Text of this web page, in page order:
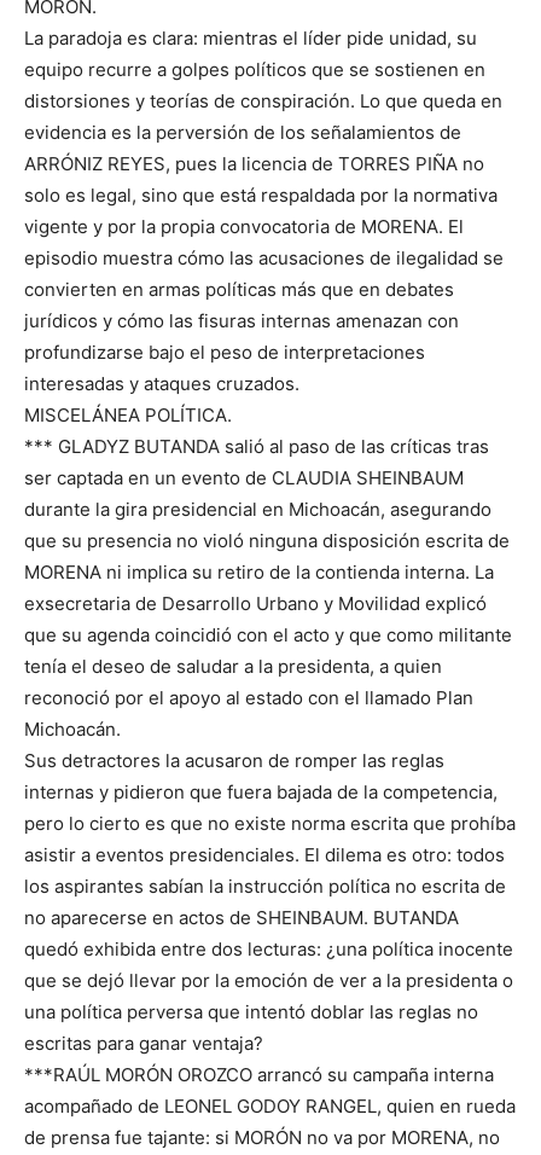
MORÓN.
La paradoja es clara: mientras el líder pide unidad, su
equipo recurre a golpes políticos que se sostienen en
distorsiones y teorías de conspiración. Lo que queda en
evidencia es la perversión de los señalamientos de
ARRÓNIZ REYES, pues la licencia de TORRES PIÑA no
solo es legal, sino que está respaldada por la normativa
vigente y por la propia convocatoria de MORENA. El
episodio muestra cómo las acusaciones de ilegalidad se
convierten en armas políticas más que en debates
jurídicos y cómo las fisuras internas amenazan con
profundizarse bajo el peso de interpretaciones
interesadas y ataques cruzados.
MISCELÁNEA POLÍTICA.
*** GLADYZ BUTANDA salió al paso de las críticas tras
ser captada en un evento de CLAUDIA SHEINBAUM
durante la gira presidencial en Michoacán, asegurando
que su presencia no violó ninguna disposición escrita de
MORENA ni implica su retiro de la contienda interna. La
exsecretaria de Desarrollo Urbano y Movilidad explicó
que su agenda coincidió con el acto y que como militante
tenía el deseo de saludar a la presidenta, a quien
reconoció por el apoyo al estado con el llamado Plan
Michoacán.
Sus detractores la acusaron de romper las reglas
internas y pidieron que fuera bajada de la competencia,
pero lo cierto es que no existe norma escrita que prohíba
asistir a eventos presidenciales. El dilema es otro: todos
los aspirantes sabían la instrucción política no escrita de
no aparecerse en actos de SHEINBAUM. BUTANDA
quedó exhibida entre dos lecturas: ¿una política inocente
que se dejó llevar por la emoción de ver a la presidenta o
una política perversa que intentó doblar las reglas no
escritas para ganar ventaja?
***RAÚL MORÓN OROZCO arrancó su campaña interna
acompañado de LEONEL GODOY RANGEL, quien en rueda
de prensa fue tajante: si MORÓN no va por MORENA, no